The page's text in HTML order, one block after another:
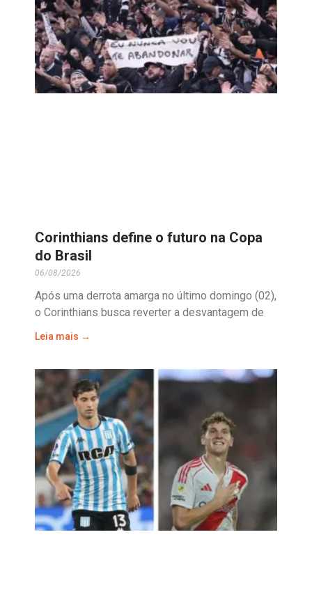
Corinthians define o futuro na Copa
do Brasil
06/08/2026
Após uma derrota amarga no último domingo (02),
o Corinthians busca reverter a desvantagem de
Leia mais →